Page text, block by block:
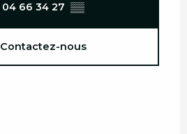
04 66 34 27 ▒▒
Contactez-nous